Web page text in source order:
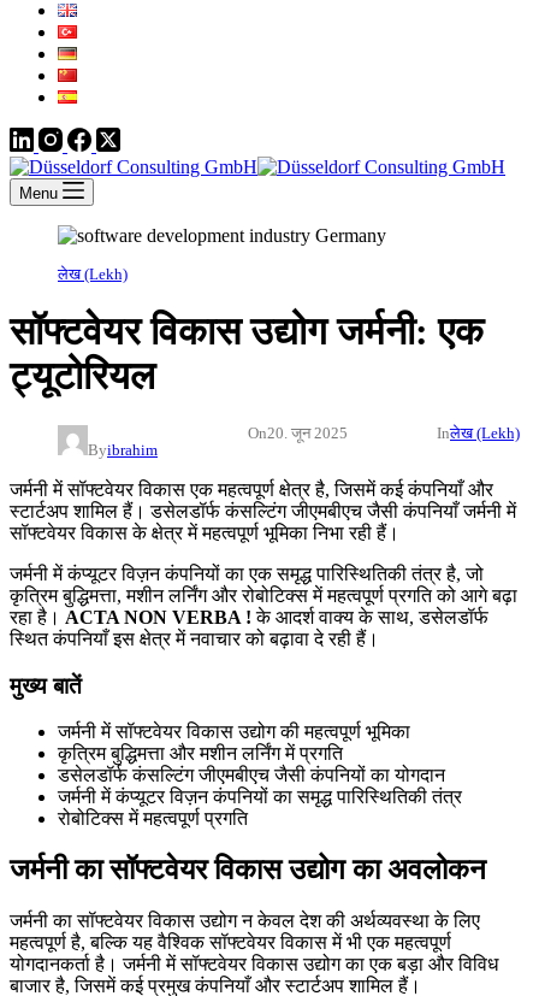
Menu
लेख (Lekh)
सॉफ्टवेयर विकास उद्योग जर्मनी: एक
ट्यूटोरियल
Byibrahim
On20. जून 2025 Inलेख (Lekh)
जर्मनी में सॉफ्टवेयर विकास एक महत्वपूर्ण क्षेत्र है, जिसमें कई कंपनियाँ और
स्टार्टअप शामिल हैं। डसेलडॉर्फ कंसल्टिंग जीएमबीएच जैसी कंपनियाँ जर्मनी में
सॉफ्टवेयर विकास के क्षेत्र में महत्वपूर्ण भूमिका निभा रही हैं।
जर्मनी में कंप्यूटर विज़न कंपनियों का एक समृद्ध पारिस्थितिकी तंत्र है, जो
कृत्रिम बुद्धिमत्ता, मशीन लर्निंग और रोबोटिक्स में महत्वपूर्ण प्रगति को आगे बढ़ा
रहा है। ACTA NON VERBA ! के आदर्श वाक्य के साथ, डसेलडॉर्फ
स्थित कंपनियाँ इस क्षेत्र में नवाचार को बढ़ावा दे रही हैं।
मुख्य बातें
जर्मनी में सॉफ्टवेयर विकास उद्योग की महत्वपूर्ण भूमिका
कृत्रिम बुद्धिमत्ता और मशीन लर्निंग में प्रगति
डसेलडॉर्फ कंसल्टिंग जीएमबीएच जैसी कंपनियों का योगदान
जर्मनी में कंप्यूटर विज़न कंपनियों का समृद्ध पारिस्थितिकी तंत्र
रोबोटिक्स में महत्वपूर्ण प्रगति
जर्मनी का सॉफ्टवेयर विकास उद्योग का अवलोकन
जर्मनी का सॉफ्टवेयर विकास उद्योग न केवल देश की अर्थव्यवस्था के लिए
महत्वपूर्ण है, बल्कि यह वैश्विक सॉफ्टवेयर विकास में भी एक महत्वपूर्ण
योगदानकर्ता है। जर्मनी में सॉफ्टवेयर विकास उद्योग का एक बड़ा और विविध
बाजार है, जिसमें कई प्रमुख कंपनियाँ और स्टार्टअप शामिल हैं।